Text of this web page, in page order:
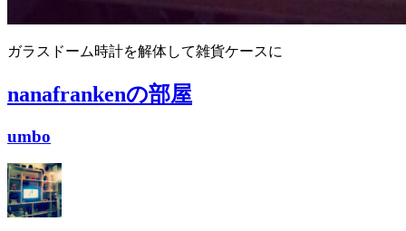
ガラスドーム時計を解体して雑貨ケースに
nanafrankenの部屋
umbo